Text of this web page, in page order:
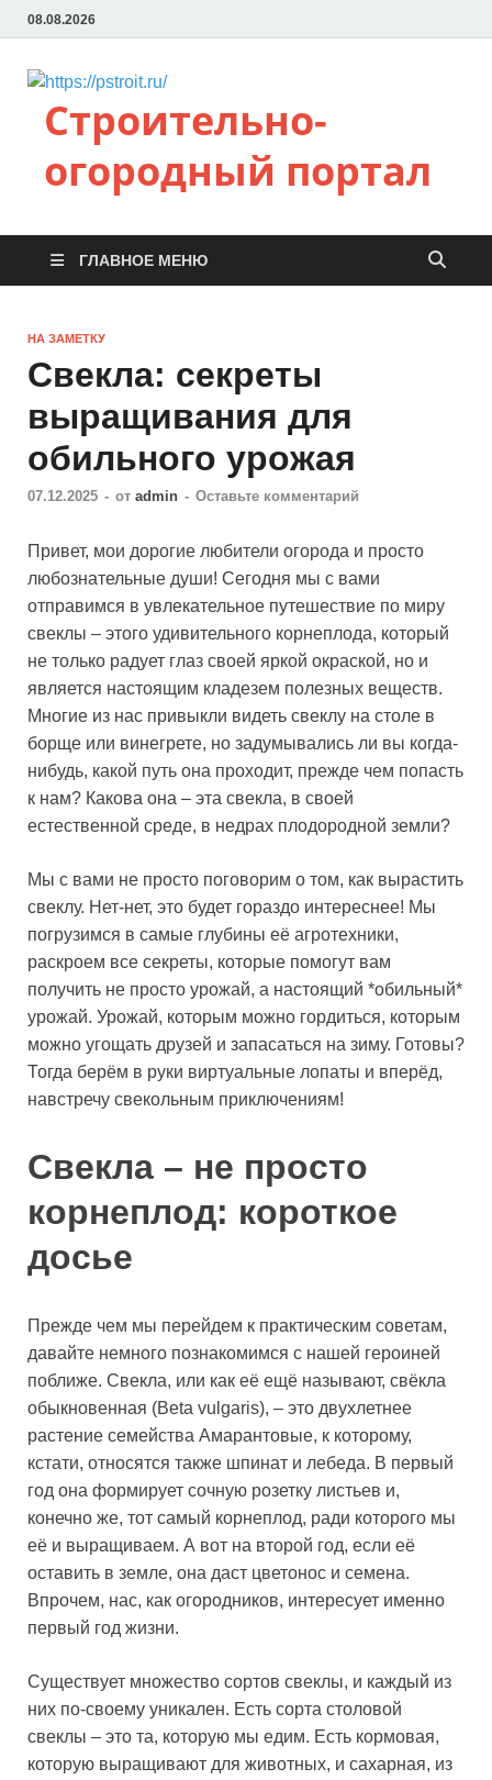
08.08.2026
Строительно-
огородный портал
ГЛАВНОЕ МЕНЮ
НА ЗАМЕТКУ
Свекла: секреты
выращивания для
обильного урожая
07.12.2025 - от admin - Оставьте комментарий
Привет, мои дорогие любители огорода и просто
любознательные души! Сегодня мы с вами
отправимся в увлекательное путешествие по миру
свеклы – этого удивительного корнеплода, который
не только радует глаз своей яркой окраской, но и
является настоящим кладезем полезных веществ.
Многие из нас привыкли видеть свеклу на столе в
борще или винегрете, но задумывались ли вы когда-
нибудь, какой путь она проходит, прежде чем попасть
к нам? Какова она – эта свекла, в своей
естественной среде, в недрах плодородной земли?
Мы с вами не просто поговорим о том, как вырастить
свеклу. Нет-нет, это будет гораздо интереснее! Мы
погрузимся в самые глубины её агротехники,
раскроем все секреты, которые помогут вам
получить не просто урожай, а настоящий *обильный*
урожай. Урожай, которым можно гордиться, которым
можно угощать друзей и запасаться на зиму. Готовы?
Тогда берём в руки виртуальные лопаты и вперёд,
навстречу свекольным приключениям!
Свекла – не просто
корнеплод: короткое
досье
Прежде чем мы перейдем к практическим советам,
давайте немного познакомимся с нашей героиней
поближе. Свекла, или как её ещё называют, свёкла
обыкновенная (Beta vulgaris), – это двухлетнее
растение семейства Амарантовые, к которому,
кстати, относятся также шпинат и лебеда. В первый
год она формирует сочную розетку листьев и,
конечно же, тот самый корнеплод, ради которого мы
её и выращиваем. А вот на второй год, если её
оставить в земле, она даст цветонос и семена.
Впрочем, нас, как огородников, интересует именно
первый год жизни.
Существует множество сортов свеклы, и каждый из
них по-своему уникален. Есть сорта столовой
свеклы – это та, которую мы едим. Есть кормовая,
которую выращивают для животных, и сахарная, из